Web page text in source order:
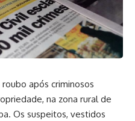
após criminosos
na zona rural de
Os suspeitos, vestidos